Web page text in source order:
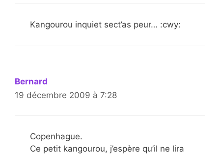
Kangourou inquiet sect’as peur… :cwy:
Bernard
19 décembre 2009 à 7:28
Copenhague.
Ce petit kangourou, j’espère qu’il ne lira